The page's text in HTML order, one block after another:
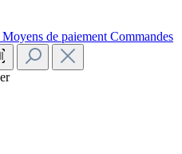
Moyens de paiement Commandes